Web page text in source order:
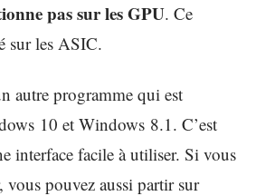
pas sur les GPU. Ce
sur les ASIC.
autre programme qui est
10 et Windows 8.1. C’est
interface facile à utiliser. Si vous
vous pouvez aussi partir sur